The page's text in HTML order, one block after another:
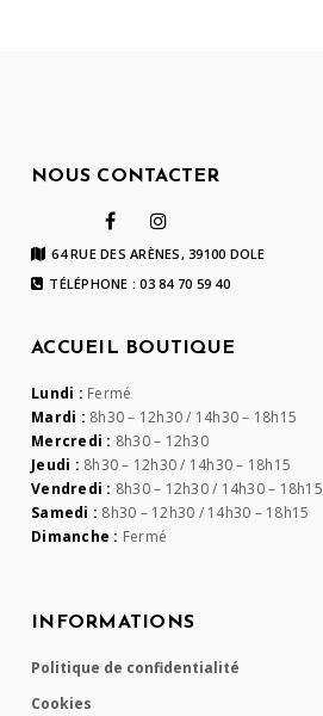
NOUS CONTACTER
64 RUE DES ARÈNES, 39100 DOLE
TÉLÉPHONE : 03 84 70 59 40
ACCUEIL BOUTIQUE
Lundi : Fermé
Mardi : 8h30 – 12h30 / 14h30 – 18h15
Mercredi : 8h30 – 12h30
Jeudi : 8h30 – 12h30 / 14h30 – 18h15
Vendredi : 8h30 – 12h30 / 14h30 – 18h15
Samedi : 8h30 – 12h30 / 14h30 – 18h15
Dimanche : Fermé
INFORMATIONS
Politique de confidentialité
Cookies